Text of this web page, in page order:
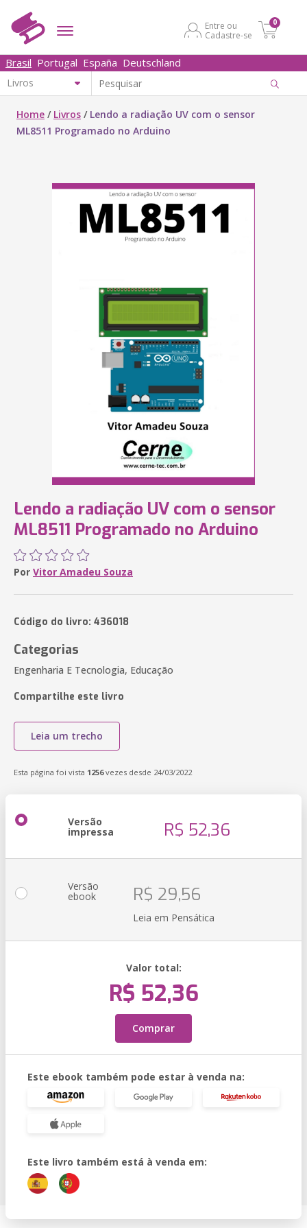
Entre ou
Cadastre-se
0
Brasil Portugal España Deutschland
Home / Livros / Lendo a radiação UV com o sensor
ML8511 Programado no Arduino
Lendo a radiação UV com o sensor
ML8511 Programado no Arduino
Por Vitor Amadeu Souza
Código do livro: 436018
Categorias
Engenharia E Tecnologia, Educação
Compartilhe este livro
Leia um trecho
Esta página foi vista 1256vezes desde 24/03/2022
Versão
impressa R$ 52,36
Versão
ebook R$ 29,56
Leia em Pensática
Valor total:
R$ 52,36
Comprar
Este ebook também pode estar à venda na:
Este livro também está à venda em: